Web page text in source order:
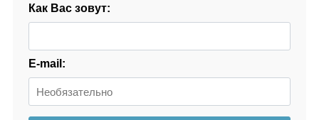
Как Вас зовут:
E-mail: